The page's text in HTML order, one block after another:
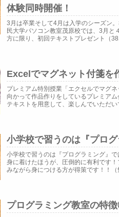
体験同時開催！
3月は卒業そして4月は入学のシーズン
民大学パソコン教室茂原校では、3月と
方に限り、初回テキストプレゼント（
Excelでマグネット付箋を
プレミアム特別授業「エクセルでマグ
向かって作品作りをしているプレミア
テキストを用意して、楽しんでいただい
小学校で習うのは『プロ
小学校で習うのは『プログラミング』
身に着けたほうが、圧倒的に有利です
みながら身につける方が得策です！！（
プログラミング教室の特